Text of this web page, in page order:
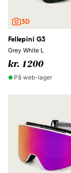
Fellepini G3
Grey White L
kr. 1200
På web-lager